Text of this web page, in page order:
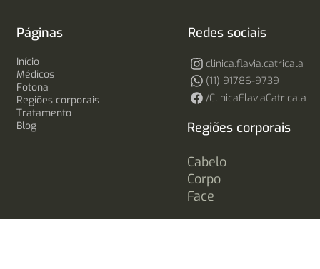
Páginas
Início
Médicos
Fotona
Regiões corporais
Tratamento
Blog
Redes sociais
clinica.flavia.catricala
(11) 91786-9739
/ClinicaFlaviaCatricala
Regiões corporais
Cabelo
Corpo
Face